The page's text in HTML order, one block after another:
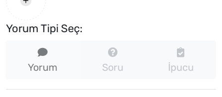
Yorum Tipi Seç:
Yorum Soru İpucu